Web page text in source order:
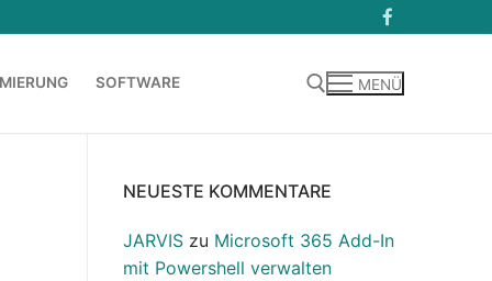
SOFTWARE MENÜ
NEUESTE KOMMENTARE
JARVIS zu Microsoft 365 Add-In
mit Powershell verwalten